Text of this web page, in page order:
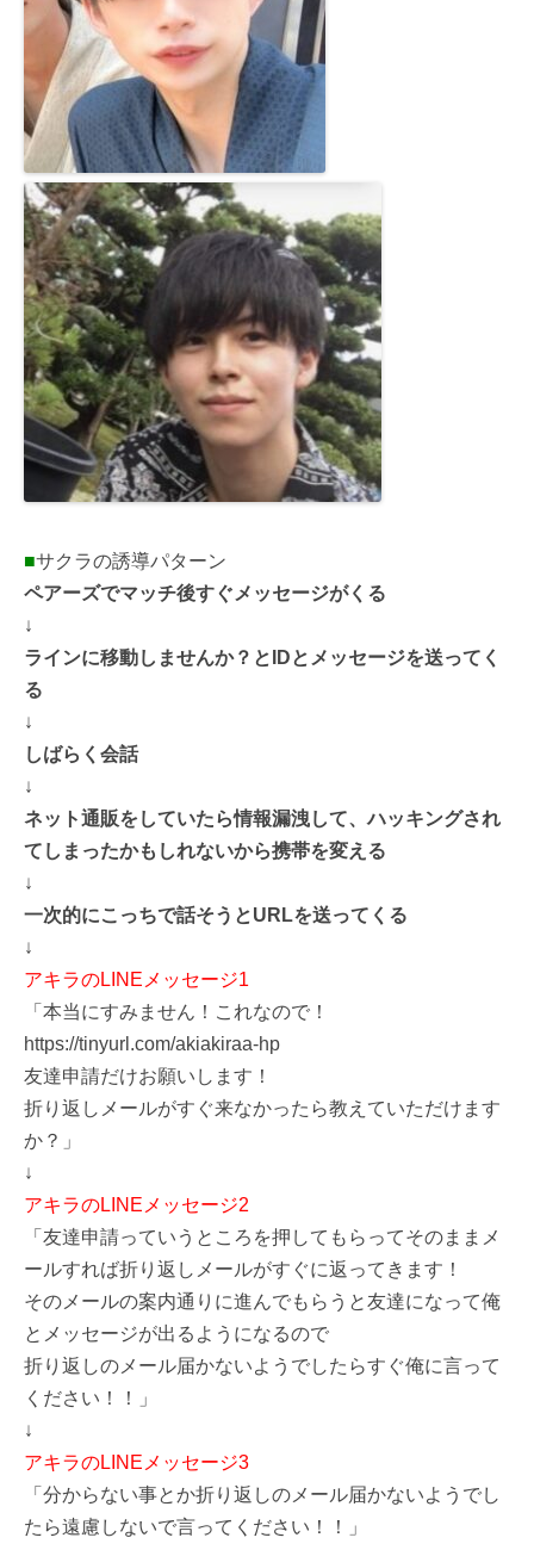
■サクラの誘導パターン
ペアーズでマッチ後すぐメッセージがくる
↓
ラインに移動しませんか？とIDとメッセージを送ってく
る
↓
しばらく会話
↓
ネット通販をしていたら情報漏洩して、ハッキングされ
てしまったかもしれないから携帯を変える
↓
一次的にこっちで話そうとURLを送ってくる
↓
アキラのLINEメッセージ1
「本当にすみません！これなので！
https://tinyurl.com/akiakiraa-hp
友達申請だけお願いします！
折り返しメールがすぐ来なかったら教えていただけます
か？」
↓
アキラのLINEメッセージ2
「友達申請っていうところを押してもらってそのままメ
ールすれば折り返しメールがすぐに返ってきます！
そのメールの案内通りに進んでもらうと友達になって俺
とメッセージが出るようになるので
折り返しのメール届かないようでしたらすぐ俺に言って
ください！！」
↓
アキラのLINEメッセージ3
「分からない事とか折り返しのメール届かないようでし
たら遠慮しないで言ってください！！」